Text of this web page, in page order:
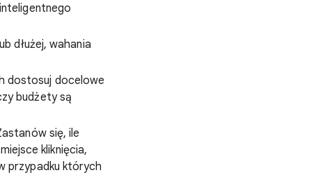
dłużej, wahania
dostosuj docelowe
budżety są
się, ile
kliknięcia,
przypadku których